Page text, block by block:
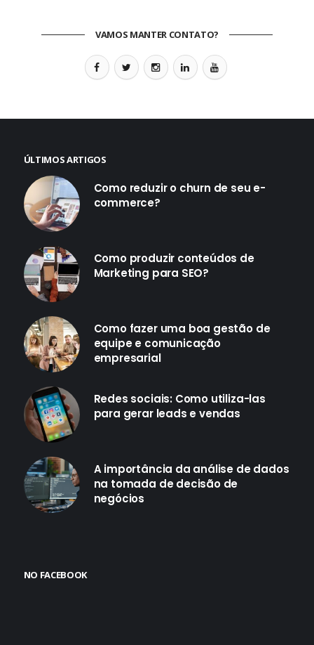
VAMOS MANTER CONTATO?
ÚLTIMOS ARTIGOS
Como reduzir o churn de seu e-
commerce?
Como produzir conteúdos de
Marketing para SEO?
Como fazer uma boa gestão de
equipe e comunicação
empresarial
Redes sociais: Como utiliza-las
para gerar leads e vendas
A importância da análise de dados
na tomada de decisão de
negócios
NO FACEBOOK